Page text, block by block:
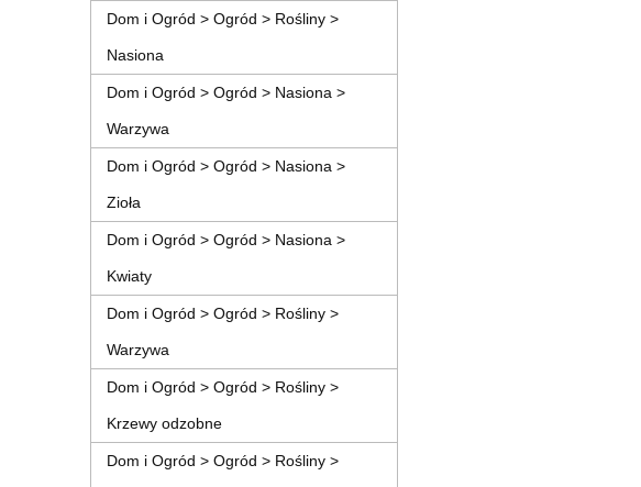
Dom i Ogród > Ogród > Rośliny >
Nasiona
Dom i Ogród > Ogród > Nasiona >
Warzywa
Dom i Ogród > Ogród > Nasiona >
Zioła
Dom i Ogród > Ogród > Nasiona >
Kwiaty
Dom i Ogród > Ogród > Rośliny >
Warzywa
Dom i Ogród > Ogród > Rośliny >
Krzewy odzobne
Dom i Ogród > Ogród > Rośliny >